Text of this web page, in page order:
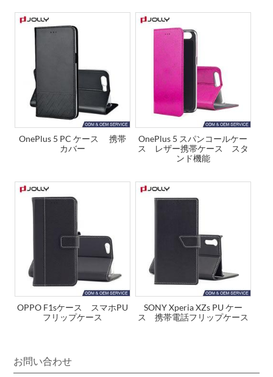
OnePlus 5 PC ケース 携帯
カバー
OnePlus 5 スパンコールケー
ス レザー携帯ケース スタ
ンド機能
OPPO F1sケース スマホPU
フリップケース
SONY Xperia XZs PU ケー
ス 携帯電話フリップケース
お問い合わせ